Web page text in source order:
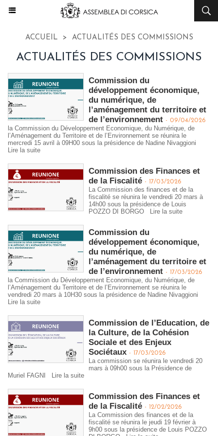
ACCUEIL > ACTUALITÉS DES COMMISSIONS
ACTUALITÉS DES COMMISSIONS
Commission du
développement économique,
du numérique, de
l’aménagement du territoire et
de l’environnement - 09/04/2026
la Commission du Développement Economique, du Numérique, de
l’Aménagement du Territoire et de l’Environnement se réunira le
mercredi 15 avril à 09H00 sous la présidence de Nadine Nivaggioni
Lire la suite
Commission des Finances et
de la Fiscalité - 17/03/2026
La Commission des finances et de la
fiscalité se réunira le vendredi 20 mars à
14h00 sous la présidence de Louis
POZZO DI BORGO
Lire la suite
Commission du
développement économique,
du numérique, de
l’aménagement du territoire et
de l’environnement - 17/03/2026
la Commission du Développement Economique, du Numérique, de
l’Aménagement du Territoire et de l’Environnement se réunira le
vendredi 20 mars à 10H30 sous la présidence de Nadine Nivaggioni
Lire la suite
Commission de l’Education, de
la Culture, de la Cohésion
Sociale et des Enjeux
Sociétaux - 17/03/2026
La commission se réunira le vendredi 20
mars à 09h00 sous la Présidence de
Muriel FAGNI
Lire la suite
Commission des Finances et
de la Fiscalité - 12/02/2026
La Commission des finances et de la
fiscalité se réunira le jeudi 19 février à
9h00 sous la présidence de Louis POZZO